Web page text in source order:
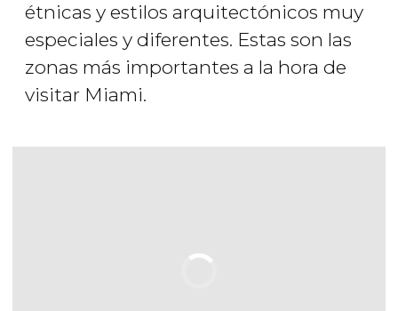
étnicas y estilos arquitectónicos muy
especiales y diferentes. Estas son las
zonas más importantes a la hora de
visitar Miami.